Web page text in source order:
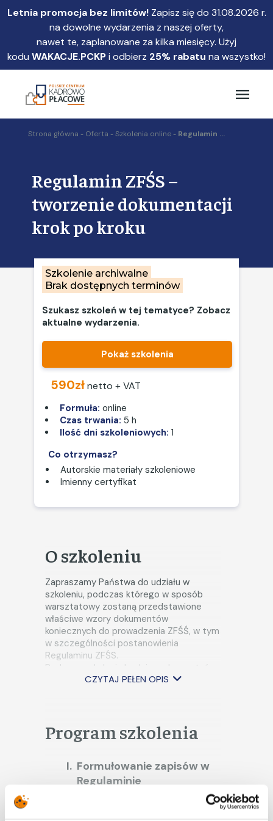
Przejdź
treści
Letnia promocja bez limitów!Zapisz się do 31.08.2026 r.
na dowolne wydarzenia z naszej oferty,
nawet te, zaplanowane za kilka miesięcy. Użyj
kodu WAKACJE.PCKPi odbierz 25% rabatu na wszystko!
Strona główna Oferta Szkolenia online Regulamin ...
Regulamin ZFŚS –
tworzenie dokumentacji
krok po kroku
Szkolenie archiwalne
Brak dostępnych terminów
Szukasz szkoleń w tej tematyce? Zobacz
aktualne wydarzenia.
Pokaż szkolenia
590złnetto + VAT
Formuła: online
Czas trwania: 5 h
Ilość dni szkoleniowych: 1
Co otrzymasz?
Autorskie materiały szkoleniowe
Imienny certyfikat
O szkoleniu
Zapraszamy Państwa do udziału w
szkoleniu, podczas którego w sposób
warsztatowy zostaną przedstawione
właściwe wzory dokumentów
koniecznych do prowadzenia ZFŚŚ, w tym
w szczególności postanowienia
Regulaminu ZFŚS.
Podczas szkolenia będziemy korzystać z
orzecznictwa Sądu Najwyższego, a także
Technologii, Urzędu Ochrony Danych
Osobowych.
zapoznanie uczestników z warsztatem w
zakresie tworzenia zapisów oraz wzorów
CZYTAJ PEŁEN OPIS
Program szkolenia
Formułowanie zapisów w
Regulaminie
wynagradzania dotyczące